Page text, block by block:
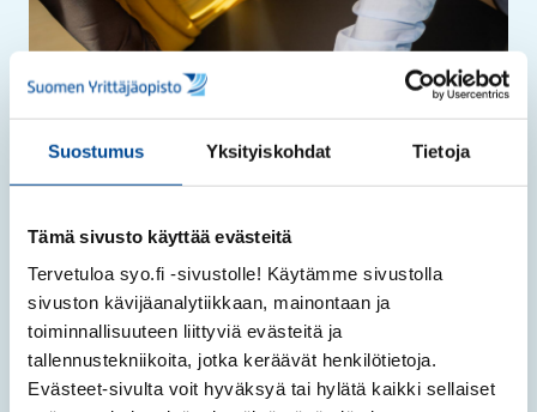
Suostumus Yksityiskohdat Tietoja
Tämä sivusto käyttää evästeitä
Tervetuloa syo.fi -sivustolle! Käytämme sivustolla
sivuston kävijäanalytiikkaan, mainontaan ja
toiminnallisuuteen liittyviä evästeitä ja
tallennustekniikoita, jotka keräävät henkilötietoja.
Evästeet-sivulta voit hyväksyä tai hylätä kaikki sellaiset